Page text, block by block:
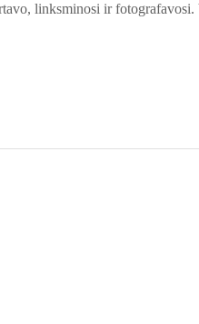
linksminosi ir